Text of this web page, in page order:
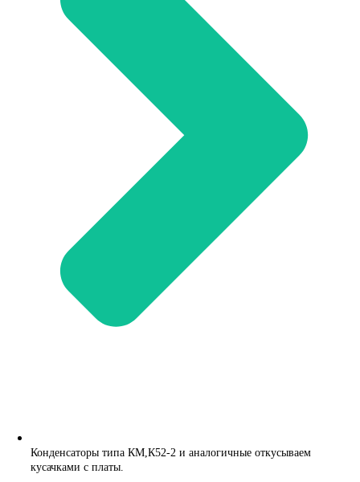
Конденсаторы типа КМ,К52-2 и аналогичные откусываем
кусачками с платы.